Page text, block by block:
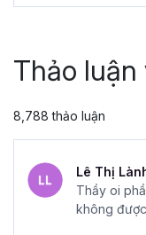
Thảo luận
8,788 thảo luận
Lê Thị
Thầy oi
không được